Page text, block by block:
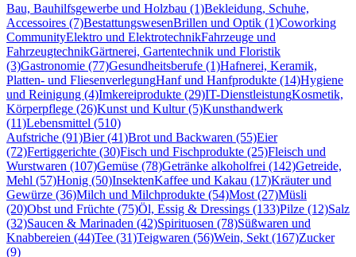
Bau, Bauhilfsgewerbe und Holzbau (1)Bekleidung, Schuhe,
Accessoires (7)BestattungswesenBrillen und Optik (1)Coworking
CommunityElektro und ElektrotechnikFahrzeuge und
FahrzeugtechnikGärtnerei, Gartentechnik und Floristik
(3)Gastronomie (77)Gesundheitsberufe (1)Hafnerei, Keramik,
Platten- und FliesenverlegungHanf und Hanfprodukte (14)Hygiene
und Reinigung (4)Imkereiprodukte (29)IT-DienstleistungKosmetik,
Körperpflege (26)Kunst und Kultur (5)Kunsthandwerk
(11)Lebensmittel (510)
Aufstriche (91)Bier (41)Brot und Backwaren (55)Eier
(72)Fertiggerichte (30)Fisch und Fischprodukte (25)Fleisch und
Wurstwaren (107)Gemüse (78)Getränke alkoholfrei (142)Getreide,
Mehl (57)Honig (50)InsektenKaffee und Kakau (17)Kräuter und
Gewürze (36)Milch und Milchprodukte (54)Most (27)Müsli
(20)Obst und Früchte (75)Öl, Essig & Dressings (133)Pilze (12)Salz
(32)Saucen & Marinaden (42)Spirituosen (78)Süßwaren und
Knabbereien (44)Tee (31)Teigwaren (56)Wein, Sekt (167)Zucker
(9)